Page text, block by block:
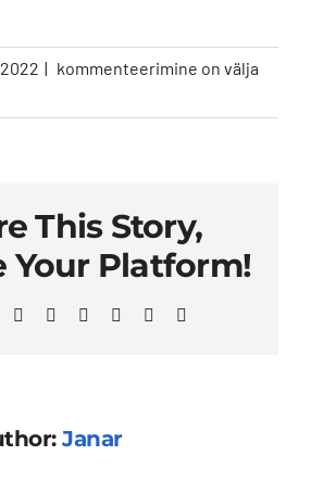
| Are
discounts
kommenteerimine on välja
This Story,
Your Platform!
Reddit LinkedInWhatsAppTelegramPinterest
Janar